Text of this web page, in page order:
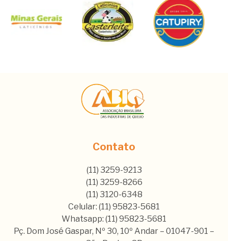
Contato
(11) 3259-9213
(11) 3259-8266
(11) 3120-6348
Celular: (11) 95823-5681
Whatsapp: (11) 95823-5681
Pç. Dom José Gaspar, Nº 30, 10º Andar – 01047-901 –